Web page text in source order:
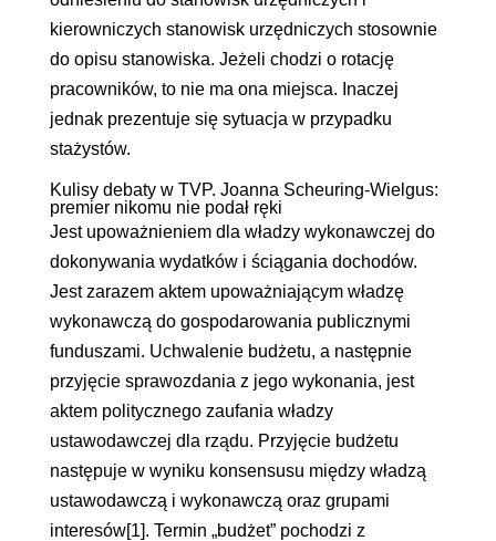
kierowniczych stanowisk urzędniczych stosownie
do opisu stanowiska. Jeżeli chodzi o rotację
pracowników, to nie ma ona miejsca. Inaczej
jednak prezentuje się sytuacja w przypadku
stażystów.
Kulisy debaty w TVP. Joanna Scheuring-Wielgus:
premier nikomu nie podał ręki
Jest upoważnieniem dla władzy wykonawczej do
dokonywania wydatków i ściągania dochodów.
Jest zarazem aktem upoważniającym władzę
wykonawczą do gospodarowania publicznymi
funduszami. Uchwalenie budżetu, a następnie
przyjęcie sprawozdania z jego wykonania, jest
aktem politycznego zaufania władzy
ustawodawczej dla rządu. Przyjęcie budżetu
następuje w wyniku konsensusu między władzą
ustawodawczą i wykonawczą oraz grupami
interesów[1]. Termin „budżet” pochodzi z